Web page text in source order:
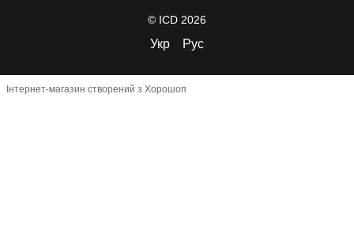
© ICD 2026
Укр Рус
Інтернет-магазин створений з Хорошоп